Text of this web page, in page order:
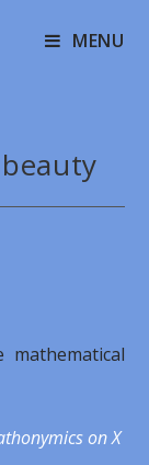
MENU
on X